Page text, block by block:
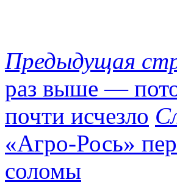
Предыдущая
раз выше —
почти исчезло
«Агро-Рось»
соломы